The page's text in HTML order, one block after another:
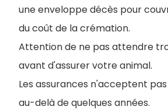
une enveloppe décès pour
du coût de la crémation.
Attention de ne pas attendre
avant d'assurer votre animal.
Les assurances n'acceptent
au-delà de quelques années.